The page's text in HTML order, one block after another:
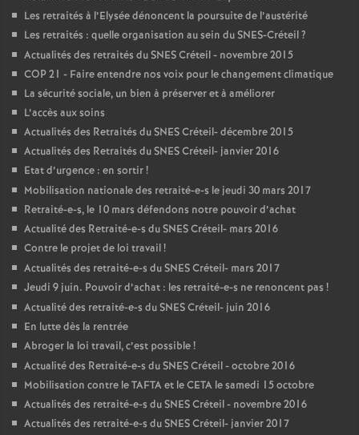
Les retraités à l’Elysée dénoncent la poursuite de l’austérité
Les retraités : quelle organisation au sein duSNES-Créteil?
Actualités des retraités duSNESCréteil - novembre 2015
COP21 - Faire entendre nos voix pour le changement climatique
La sécurité sociale, un bien à préserver et à améliorer
L’accès aux soins
Actualités des Retraités duSNESCréteil- décembre 2015
Actualités des Retraités duSNESCréteil- janvier 2016
Etat d’urgence : en sortir!
Mobilisation nationale des retraité-e-s le jeudi 30 mars 2017
Retraité-e-s, le 10 mars défendons notre pouvoir d’achat
Actualité des Retraité-e-s duSNESCréteil- mars 2016
Contre le projet de loi travail!
Actualités des retraité-e-s duSNESCréteil- mars 2017
Jeudi 9 juin. Pouvoir d’achat : les retraité-e-s ne renoncent pas !
Actualité des retraité-e-s duSNESCréteil- juin 2016
En lutte dès la rentrée
Abroger la loi travail, c’est possible!
Actualité des Retraité-e-s duSNESCréteil - octobre 2016
Mobilisation contre leTAFTAet leCETA le samedi 15 octobre
Actualités des retraité-e-s duSNESCréteil - novembre 2016
Actualités des retraité-e-s duSNESCréteil- janvier 2017